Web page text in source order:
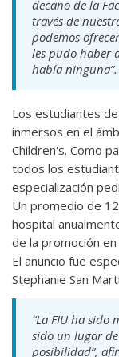
decano de la
través de
podemos
les pudo haber
había ninguna”.
Los estudiantes
inmersos en el
Children's. Como
todos los
especialización
Un promedio de
hospital
de la promoción en
El anuncio fue
Stephanie San
“La FIU ha
sido un lugar
posibilidad”,